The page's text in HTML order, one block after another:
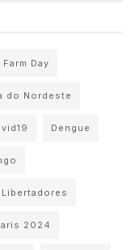
Farm Day
do Nordeste
Dengue
Libertadores
2024